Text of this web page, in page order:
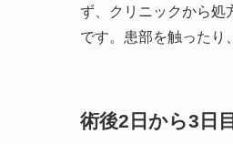
ず、クリニックから処
です。患部を触ったり
術後2日から3日